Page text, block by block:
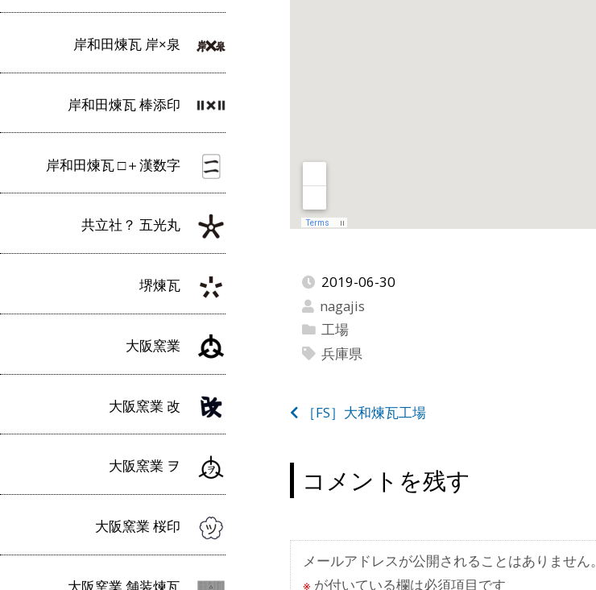
岸和田煉瓦 岸×泉
岸和田煉瓦 棒添印
岸和田煉瓦 □＋漢数字
共立社？ 五光丸
堺煉瓦
大阪窯業
大阪窯業 改
大阪窯業 ヲ
大阪窯業 桜印
2019-06-30
nagajis
工場
兵庫県
投
ナ
ビ
ゲ
ー
［FS］大和煉瓦工場
コメントを残す
メールアドレスが公開されることはありません。
※ が付いている欄は必須項目です